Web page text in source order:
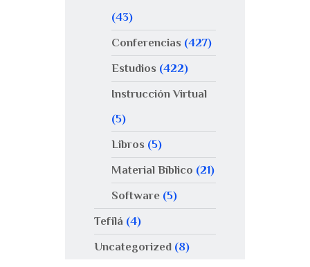
(43)
Conferencias (427)
Estudios (422)
Instrucción Virtual
(5)
Libros (5)
Material Bíblico (21)
Software(5)
Tefilá (4)
Uncategorized (8)